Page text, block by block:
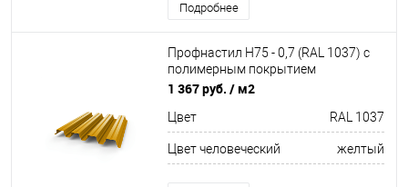
Подробнее
Профнастил Н75 - 0,7 (RAL 1037) с
полимерным покрытием
(полиэстер)
1 367 руб. / м2
Цвет RAL 1037
Цвет человеческий желтый